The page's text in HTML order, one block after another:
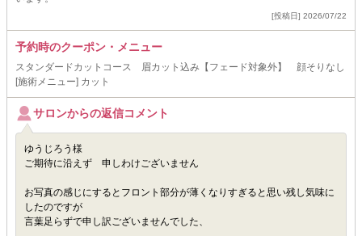
[投稿日] 2026/07/22
予約時のクーポン・メニュー
スタンダードカットコース 眉カット込み【フェード対象外】 顔そりなし
[施術メニュー] カット
サロンからの返信コメント
ゆうじろう様
ご期待に沿えず 申しわけございません
お写真の感じにするとフロント部分が薄くなりすぎると思い残し気味に
したのですが
言葉足らずで申し訳ございませんでした、